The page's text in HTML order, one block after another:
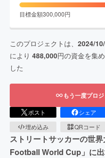
目標金額300,000円
このプロジェクトは、 2024/
により 488,000円の資金を集め
した
もう一度プロ
ポスト シェア
埋め込み
QRコード
ストリートサッカーの世
Football World Cup」に